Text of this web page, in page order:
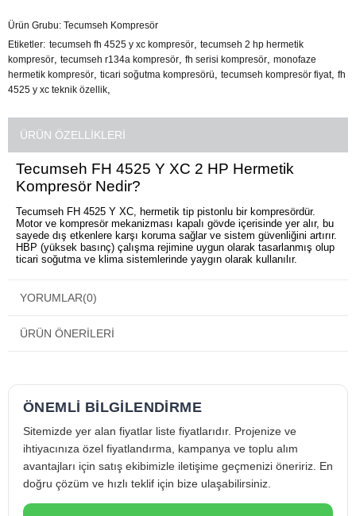
Ürün Grubu: Tecumseh Kompresör
Etiketler tecumseh fh 4525 y xc kompresör, tecumseh 2 hp hermetik
kompresör, tecumseh r134a kompresör, fh serisi kompresör, monofaze
hermetik kompresör, ticari soğutma kompresörü, tecumseh kompresör fiyat, fh
4525 y xc teknik özellik,
ÜRÜN ÖZELLIKLERI
Tecumseh FH 4525 Y XC 2 HP Hermetik
Kompresör Nedir?
Tecumseh FH 4525 Y XC, hermetik tip pistonlu bir kompresördür.
Motor ve kompresör mekanizması kapalı gövde içerisinde yer alır, bu
sayede dış etkenlere karşı koruma sağlar ve sistem güvenliğini artırır.
HBP (yüksek basınç) çalışma rejimine uygun olarak tasarlanmış olup
ticari soğutma ve klima sistemlerinde yaygın olarak kullanılır.
Kompresör Kompresörün Öne Çıkan Özellikleri
Güçlü motor yapısına rağmen kompakt tasarımı sayesinde montaj
Öne çıkan avantajları:
Hermetik kapalı gövde ile dış etkenlere karşı yüksek dayanım
Stabil ve düşük titreşimli performans
Tecumseh FH 4525 Y XC 2 HP Hermetik
Kompresör Kompresör Kullanım Alanları
Ticari ve yarı endüstriyel soğutma sistemlerinde geniş kullanım
YORUMLAR(0)
ÜRÜN ÖNERILERI
ÖNEMLİ BİLGİLENDİRME
Sitemizde yer alan fiyatlar liste fiyatlarıdır. Projenize ve
ihtiyacınıza özel fiyatlandırma, kampanya ve toplu alım
avantajları için satış ekibimizle iletişime geçmenizi öneririz. En
doğru çözüm ve hızlı teklif için bize ulaşabilirsiniz.